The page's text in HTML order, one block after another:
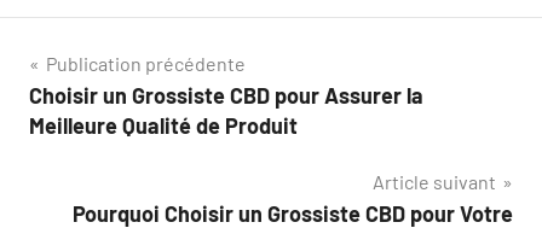
Navigation
de
Publication précédente
Choisir un Grossiste CBD pour Assurer la
Meilleure Qualité de Produit
Article suivant
Pourquoi Choisir un Grossiste CBD pour Votre